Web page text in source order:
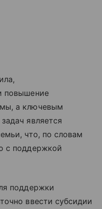
повышение
а ключевым
является
что, по словам
с поддержкой
поддержки
ввести субсидии